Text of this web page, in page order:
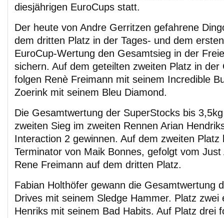
diesjährigen EuroCups statt.
Der heute von Andre Gerritzen gefahrene
dem dritten Platz in der Tages- und dem
EuroCup-Wertung den Gesamtsieg in der
sichern. Auf dem geteilten zweiten Platz in der
folgen Renè Freimann mit seinem Incredible
Zoerink mit seinem Bleu Diamond.
Die Gesamtwertung der SuperStocks bis
zweiten Sieg im zweiten Rennen Arian
Interaction 2 gewinnen. Auf dem zweiten Platz
Terminator von Maik Bonnes, gefolgt vom
Rene Freimann auf dem dritten Platz.
Fabian Holthöfer gewann die Gesamtwertung
Drives mit seinem Sledge Hammer. Platz zwei
Henriks mit seinem Bad Habits. Auf Platz drei